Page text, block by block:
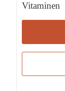
Vitaminen